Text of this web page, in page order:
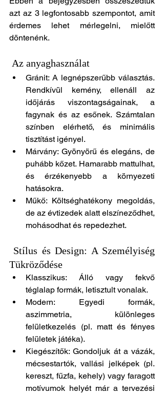
azt az 3 legfontosabb szempontot, amit
érdemes lehet mérlegelni, mielőtt
döntenénk.
Az anyaghasználat
Gránit: A legnépszerűbb választás.
Rendkívül kemény, ellenáll az
időjárás viszontagságainak, a
fagynak és az esőnek. Számtalan
színben elérhető, és minimális
tisztítást igényel.
Márvány: Gyönyörű és elegáns, de
puhább kőzet. Hamarabb mattulhat,
és érzékenyebb a környezeti
hatásokra.
Műkő: Költséghatékony megoldás,
de az évtizedek alatt elszíneződhet,
mohásodhat és repedezhet.
Stílus és Design: A Személyiség
Tükröződése
Klasszikus: Álló vagy fekvő
téglalap formák, letisztult vonalak.
Modern: Egyedi formák,
aszimmetria, különleges
felületkezelés (pl. matt és fényes
felületek játéka).
Kiegészítők: Gondoljuk át a vázák,
mécsestartók, vallási jelképek (pl.
kereszt, fűzfa, kehely) vagy faragott
motívumok helyét már a tervezési